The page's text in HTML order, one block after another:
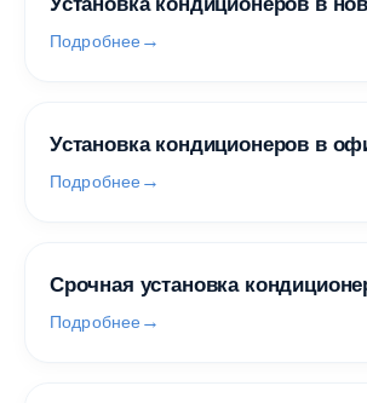
Подробнее
Установка кондиционеров в
Подробнее
Срочная установка
Подробнее